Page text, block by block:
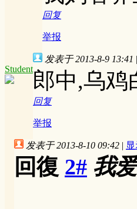
回复
举报
Student
发表于 2013-8-9 13:41 |
郎中,乌鸡
回复
举报
发表于 2013-8-10 09:42 |
回復 2# 我